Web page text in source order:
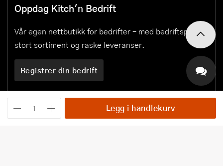
Legg i handlekurv
Oppdag Kitch'n Bedrift
Vår egen nettbutikk for bedrifter – med bedriftspriser,
stort sortiment og raske leveranser.
Registrer din bedrift